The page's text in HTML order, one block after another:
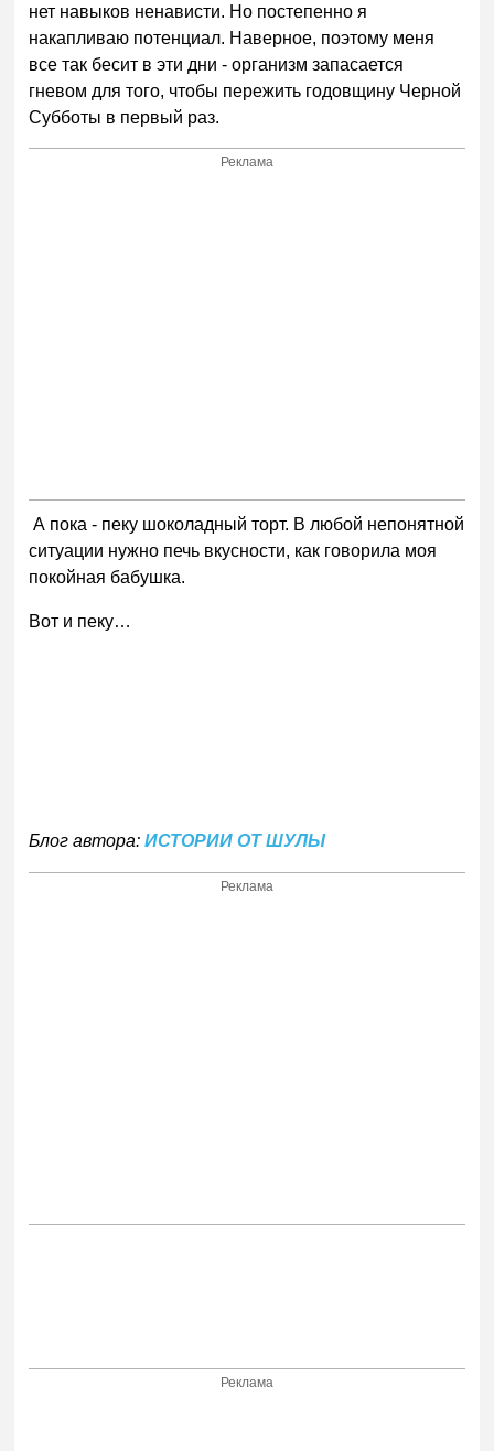
нет навыков ненависти. Но постепенно я
накапливаю потенциал. Наверное, поэтому меня
все так бесит в эти дни - организм запасается
гневом для того, чтобы пережить годовщину Черной
Субботы в первый раз.
Реклама
А пока - пеку шоколадный торт. В любой непонятной
ситуации нужно печь вкусности, как говорила моя
покойная бабушка.
Вот и пеку…
Блог автора:ИСТОРИИ ОТ ШУЛЫ
Реклама
Реклама